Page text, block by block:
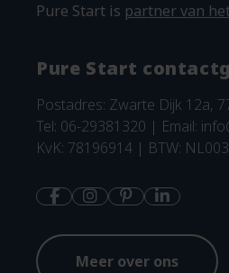
Pure Start is partner van
Pure Start
Postadres: Zwarte Dijk 12a,
Tel: 06-29381320 | Email:
KvK: 78196914 | BTW:
Meer over ons